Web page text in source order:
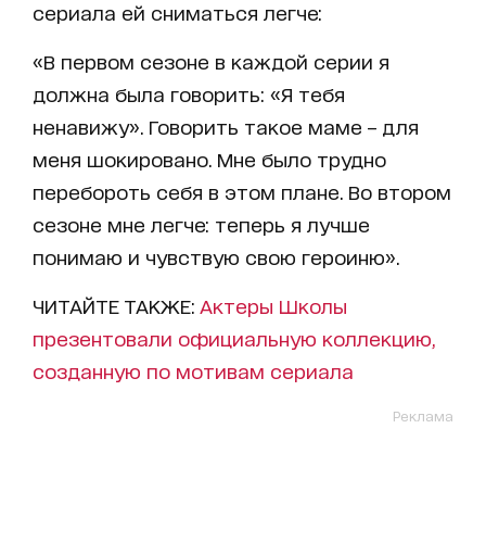
сериала ей сниматься легче:
«В первом сезоне в каждой серии я
должна была говорить: «Я тебя
ненавижу». Говорить такое маме – для
меня шокировано. Мне было трудно
перебороть себя в этом плане. Во втором
сезоне мне легче: теперь я лучше
понимаю и чувствую свою героиню».
ЧИТАЙТЕ ТАКЖЕ: Актеры Школы
презентовали официальную коллекцию,
созданную по мотивам сериала
Реклама